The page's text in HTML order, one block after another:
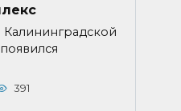
Калининградской
391